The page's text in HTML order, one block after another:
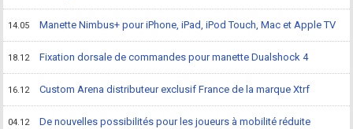
14.05 Manette Nimbus+ pour iPhone, iPad, iPod Touch, Mac et Apple TV
18.12 Fixation dorsale de commandes pour manette Dualshock 4
16.12 Custom Arena distributeur exclusif France de la marque Xtrf
04.12 De nouvelles possibilités pour les joueurs à mobilité réduite